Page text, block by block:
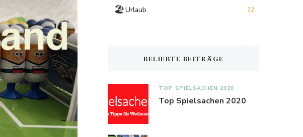
🏖️Urlaub 22
BELIEBTE BEITRÄGE
TOP SPIELSACHEN 2020
Top Spielsachen 2020